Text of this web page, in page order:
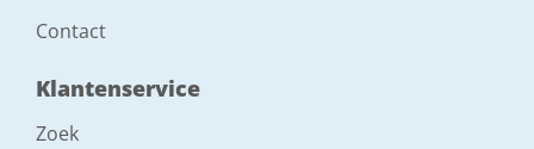
Contact
Klantenservice
Zoek